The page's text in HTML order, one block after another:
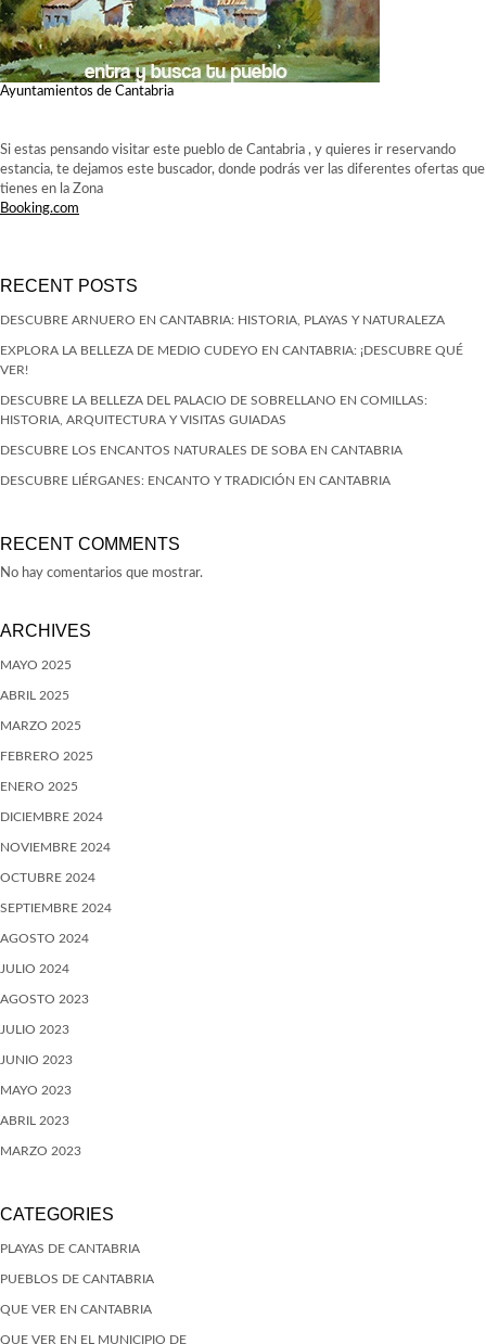
Ayuntamientos de Cantabria
Si estas pensando visitar este pueblo de Cantabria , y quieres ir reservando
estancia, te dejamos este buscador, donde podrás ver las diferentes ofertas que
tienes en la Zona
Booking.com
RECENT POSTS
DESCUBRE ARNUERO EN CANTABRIA: HISTORIA, PLAYAS Y NATURALEZA
EXPLORA LA BELLEZA DE MEDIO CUDEYO EN CANTABRIA: ¡DESCUBRE QUÉ
VER!
DESCUBRE LA BELLEZA DEL PALACIO DE SOBRELLANO EN COMILLAS:
HISTORIA, ARQUITECTURA Y VISITAS GUIADAS
DESCUBRE LOS ENCANTOS NATURALES DE SOBA EN CANTABRIA
DESCUBRE LIÉRGANES: ENCANTO Y TRADICIÓN EN CANTABRIA
RECENT COMMENTS
No hay comentarios que mostrar.
ARCHIVES
MAYO 2025
ABRIL 2025
MARZO 2025
FEBRERO 2025
ENERO 2025
DICIEMBRE 2024
NOVIEMBRE 2024
OCTUBRE 2024
SEPTIEMBRE 2024
AGOSTO 2024
JULIO 2024
AGOSTO 2023
JULIO 2023
JUNIO 2023
MAYO 2023
ABRIL 2023
MARZO 2023
CATEGORIES
PLAYAS DE CANTABRIA
PUEBLOS DE CANTABRIA
QUE VER EN CANTABRIA
QUE VER EN EL MUNICIPIO DE